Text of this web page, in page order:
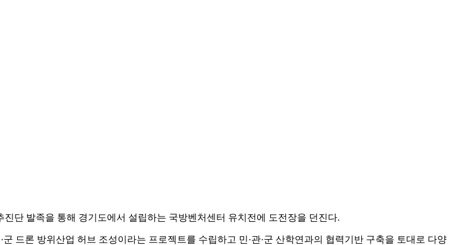
단 발족을 통해 경기도에서 설립하는 국방벤처센터 유치전에 도전장을 던진다.
드론 방위산업 허브 조성이라는 프로젝트를 수립하고 민·관·군 산학연과의 협력기반 구축을 토대로 다양